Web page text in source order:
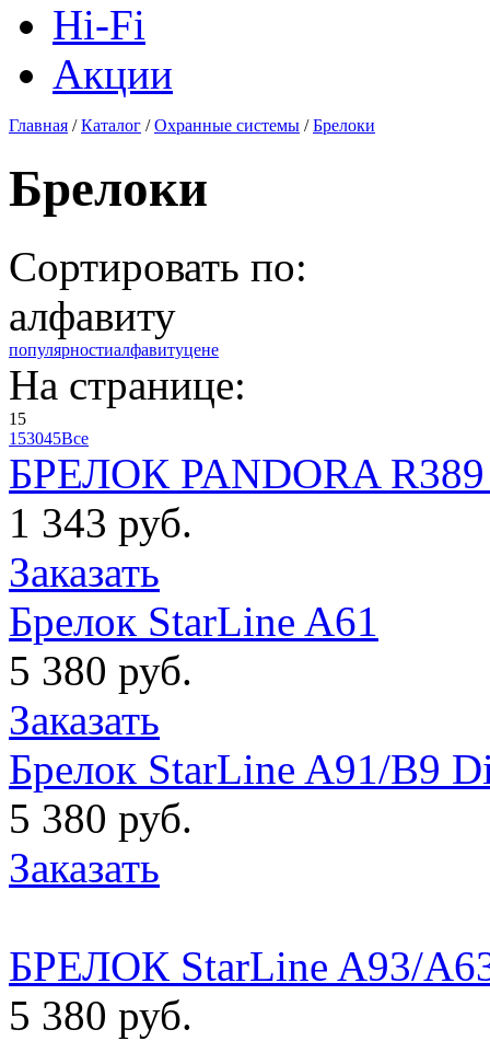
Hi-Fi
Акции
Главная /Каталог /Охранные системы /Брелоки
Брелоки
Сортировать по:
алфавиту
популярностиалфавитуцене
На странице:
15
153045Все
БРЕЛОК PANDORA
1 343 руб.
Заказать
Брелок StarLine A61
5 380 руб.
Заказать
Брелок StarLine A91/B9
5 380 руб.
Заказать
БРЕЛОК StarLine A93/
5 380 руб.